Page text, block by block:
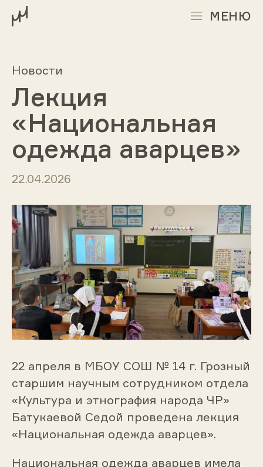
МЕНЮ
Новости
Лекция
«Национальная
одежда аварцев»
22.04.2026
22 апреля в МБОУ СОШ № 14 г. Грозный
старшим научным сотрудником отдела
«Культура и этнография народа ЧР»
Батукаевой Седой проведена лекция
«Национальная одежда аварцев».
Национальная одежда аварцев имела